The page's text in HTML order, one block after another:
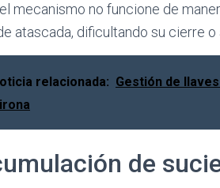
mecanismo no funcione de
atascada, dificultando su cierre o
relacionada: Gestión de
de